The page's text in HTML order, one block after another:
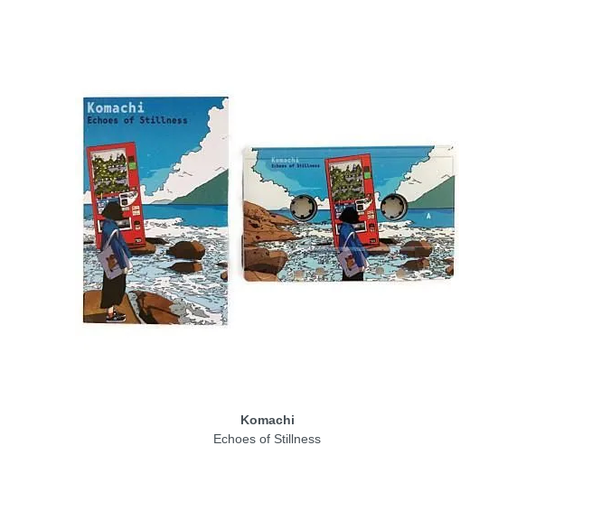
Komachi
Echoes of Stillness